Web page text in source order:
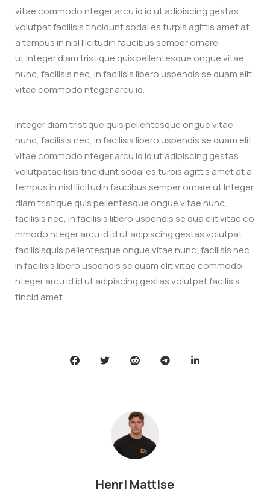
vitae commodo nteger arcu id id ut adipiscing gestas
volutpat facilisis tincidunt sodal es turpis agittis amet at
a tempus in nisl llicitudin faucibus semper ornare
ut.Integer diam tristique quis pellentesque ongue vitae
nunc, facilisis nec, in facilisis libero uspendis se quam elit
vitae commodo nteger arcu id.
Integer diam tristique quis pellentesque ongue vitae
nunc, facilisis nec, in facilisis libero uspendis se quam elit
vitae commodo nteger arcu id id ut adipiscing gestas
volutpatacilisis tincidunt sodal es turpis agittis amet at a
tempus in nisl llicitudin faucibus semper ornare ut.Integer
diam tristique quis pellentesque ongue vitae nunc,
facilisis nec, in facilisis libero uspendis se qua elit vitae co
mmodo nteger arcu id id ut adipiscing gestas volutpat
facilisisquis pellentesque ongue vitae nunc, facilisis nec
in facilisis libero uspendis se quam elit vitae commodo
nteger arcu id id ut adipiscing gestas volutpat facilisis
tincid amet.
Henri Mattise